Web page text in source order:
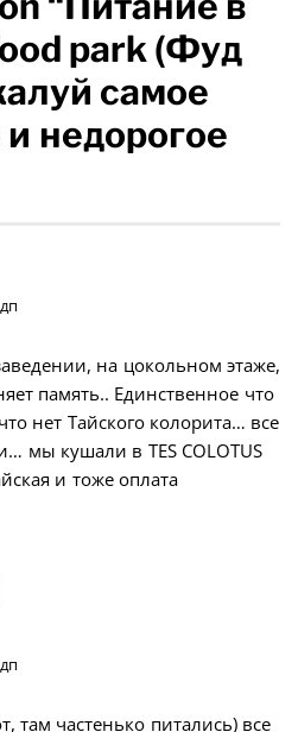
park (Фуд
самое
недорогое
на цокольном этаже,
память.. Единственное что
нет Тайского колорита… все
мы кушали в TES COLOTUS
и тоже оплата
там частенько питались) все